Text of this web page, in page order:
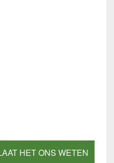
HET ONS WETEN